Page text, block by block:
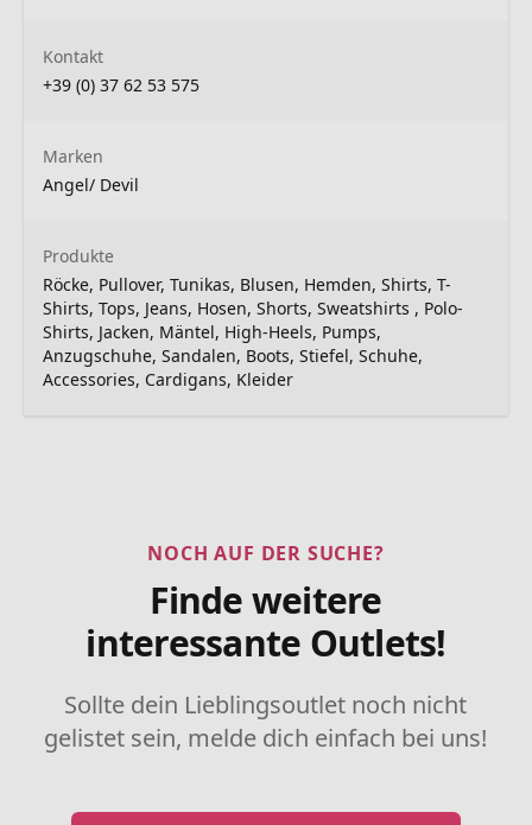
Kontakt
+39 (0) 37 62 53 575
Marken
Angel/ Devil
Produkte
Röcke, Pullover, Tunikas, Blusen, Hemden, Shirts, T-
Shirts, Tops, Jeans, Hosen, Shorts, Sweatshirts , Polo-
Shirts, Jacken, Mäntel, High-Heels, Pumps,
Anzugschuhe, Sandalen, Boots, Stiefel, Schuhe,
Accessories, Cardigans, Kleider
NOCH AUF DER SUCHE?
Finde weitere
interessante Outlets!
Sollte dein Lieblingsoutlet noch nicht
gelistet sein, melde dich einfach bei uns!